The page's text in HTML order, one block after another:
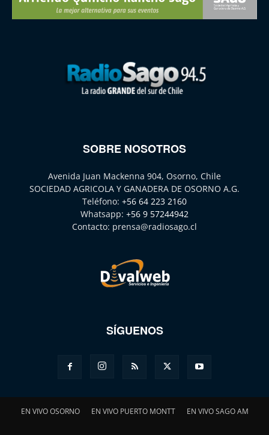
SOBRE NOSOTROS
Avenida Juan Mackenna 904, Osorno, Chile
SOCIEDAD AGRICOLA Y GANADERA DE OSORNO A.G.
Teléfono: +56 64 223 2160
Whatsapp: +56 9 57244942
Contacto: prensa@radiosago.cl
SÍGUENOS
EN VIVO OSORNO EN VIVO PUERTO MONTT EN VIVO SAGO AM